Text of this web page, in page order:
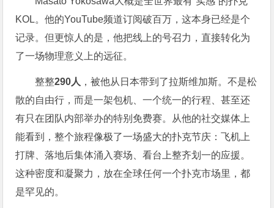
KOL。他的YouTube频道订阅破百万，这本身已经是个
记录。但更惊人的是，他把线上的号召力，直接转化为
了一场物理意义上的远征。
整整290人 ，被他从日本带到了拉斯维加斯。不是松
散的自由行，而是一架包机、一个统一的行程、甚至还
有只在团队内部举办的特别免费赛。从他的社交媒体上
能看到，整个旅程像极了一场盛大的扑克节庆：飞机上
打牌、落地后集体涌入赛场、看台上整齐划一的应援。
这种密度和凝聚力，放在全球任何一个扑克市场里，都
是罕见的。